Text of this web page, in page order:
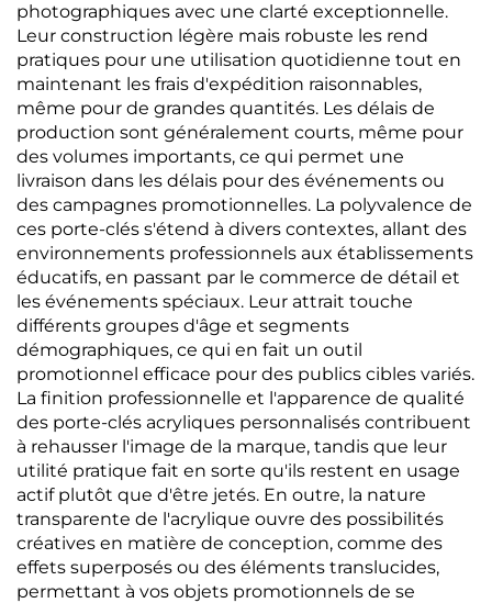
photographiques avec une clarté exceptionnelle.
Leur construction légère mais robuste les rend
pratiques pour une utilisation quotidienne tout en
maintenant les frais d'expédition raisonnables,
même pour de grandes quantités. Les délais de
production sont généralement courts, même pour
des volumes importants, ce qui permet une
livraison dans les délais pour des événements ou
des campagnes promotionnelles. La polyvalence de
ces porte-clés s'étend à divers contextes, allant des
environnements professionnels aux établissements
éducatifs, en passant par le commerce de détail et
les événements spéciaux. Leur attrait touche
différents groupes d'âge et segments
démographiques, ce qui en fait un outil
promotionnel efficace pour des publics cibles variés.
La finition professionnelle et l'apparence de qualité
des porte-clés acryliques personnalisés contribuent
à rehausser l'image de la marque, tandis que leur
utilité pratique fait en sorte qu'ils restent en usage
actif plutôt que d'être jetés. En outre, la nature
transparente de l'acrylique ouvre des possibilités
créatives en matière de conception, comme des
effets superposés ou des éléments translucides,
permettant à vos objets promotionnels de se